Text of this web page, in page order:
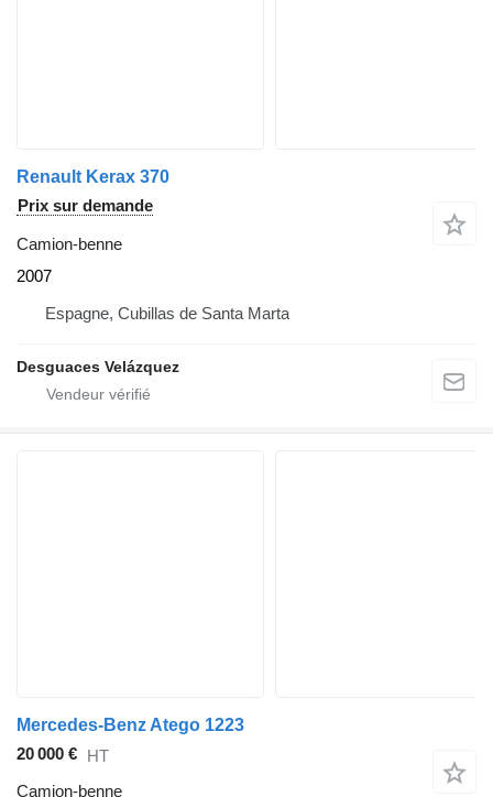
Renault Kerax 370
Prix sur demande
Camion-benne
2007
Espagne, Cubillas de Santa Marta
Desguaces Velázquez
Mercedes-Benz Atego 1223
20 000 € HT
Camion-benne